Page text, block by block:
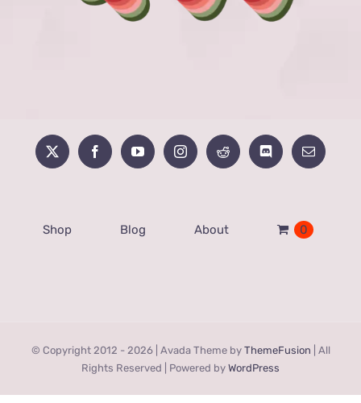
Shop Blog About 0
© Copyright 2012 - 2026 | Avada Theme by ThemeFusion | All
Rights Reserved | Powered by WordPress